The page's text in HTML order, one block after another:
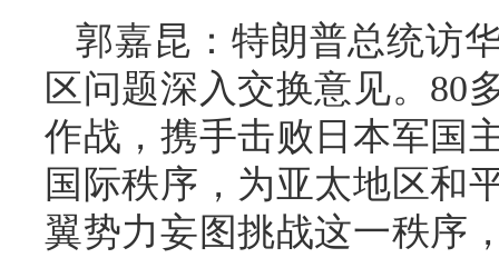
郭嘉昆：特朗普总统访
区问题深入交换意见。80
作战，携手击败日本军国
国际秩序，为亚太地区和
翼势力妄图挑战这一秩序